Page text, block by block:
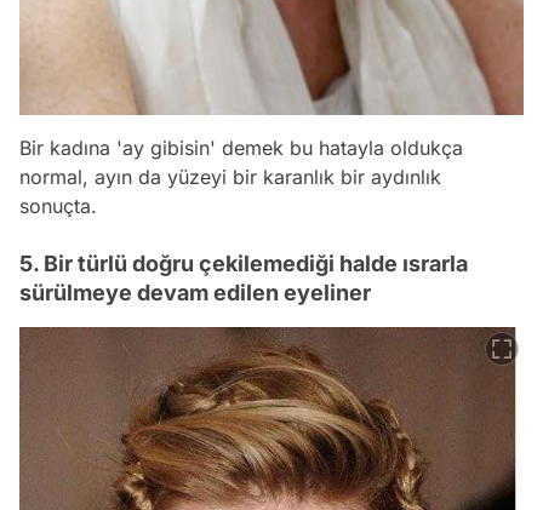
Bir kadına 'ay gibisin' demek bu hatayla oldukça
normal, ayın da yüzeyi bir karanlık bir aydınlık
sonuçta.
5. Bir türlü doğru çekilemediği halde ısrarla
sürülmeye devam edilen eyeliner